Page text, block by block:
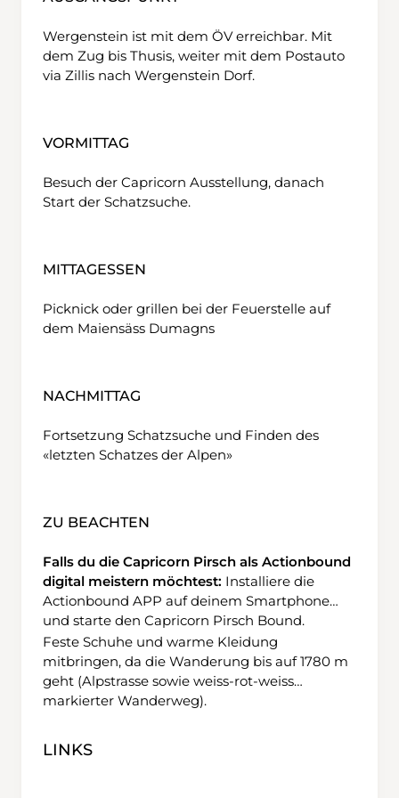
Wergenstein ist mit dem ÖV erreichbar. Mit
dem Zug bis Thusis, weiter mit dem Postauto
via Zillis nach Wergenstein Dorf.
VORMITTAG
Besuch der Capricorn Ausstellung, danach
Start der Schatzsuche.
MITTAGESSEN
Picknick oder grillen bei der Feuerstelle auf
dem Maiensäss Dumagns
NACHMITTAG
Fortsetzung Schatzsuche und Finden des
«letzten Schatzes der Alpen»
ZU BEACHTEN
Falls du die Capricorn Pirsch als Actionbound
digital meistern möchtest: Installiere die
Actionbound APP auf deinem Smartphone
und starte den Capricorn Pirsch Bound.
Feste Schuhe und warme Kleidung
mitbringen, da die Wanderung bis auf 1780 m
geht (Alpstrasse sowie weiss-rot-weiss
markierter Wanderweg).
LINKS